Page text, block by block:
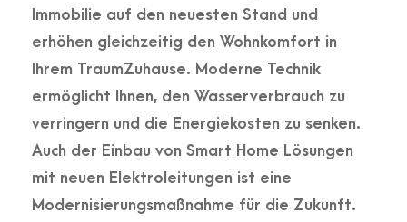
Immobilie auf den neuesten Stand und
erhöhen gleichzeitig den Wohnkomfort in
Ihrem TraumZuhause. Moderne Technik
ermöglicht Ihnen, den Wasserverbrauch zu
verringern und die Energiekosten zu senken.
Auch der Einbau von Smart Home Lösungen
mit neuen Elektroleitungen ist eine
Modernisierungsmaßnahme für die Zukunft.